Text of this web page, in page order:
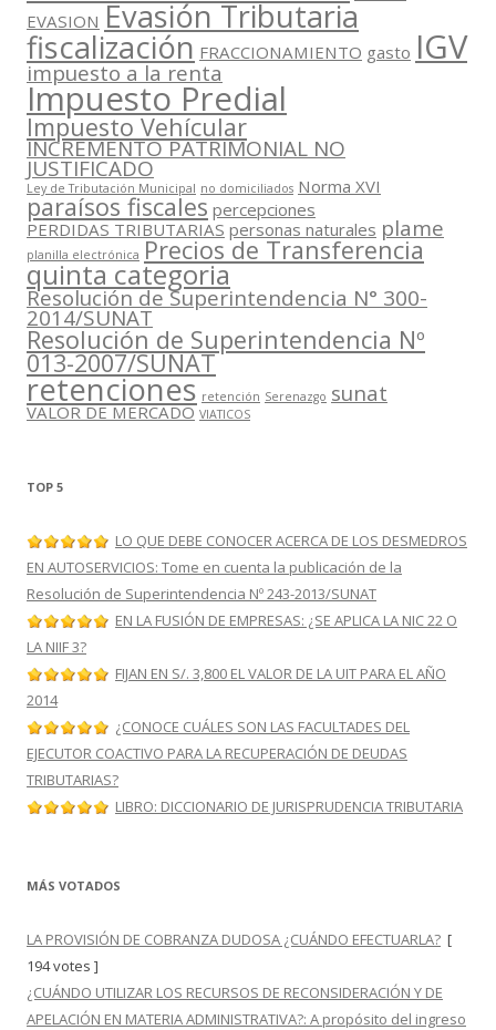
EVASION Evasión Tributaria
fiscalización FRACCIONAMIENTO gasto IGV
impuesto a la renta
Impuesto Predial
Impuesto Vehícular
INCREMENTO PATRIMONIAL NO
JUSTIFICADO
Ley de Tributación Municipal no domiciliados Norma XVI
paraísos fiscales percepciones
PERDIDAS TRIBUTARIAS personas naturales plame
planilla electrónica Precios de Transferencia
quinta categoria
Resolución de Superintendencia N° 300-
2014/SUNAT
Resolución de Superintendencia Nº
013-2007/SUNAT
retenciones retención Serenazgo sunat
VALOR DE MERCADO VIATICOS
TOP 5
LO QUE DEBE CONOCER ACERCA DE LOS DESMEDROS
EN AUTOSERVICIOS: Tome en cuenta la publicación de la
Resolución de Superintendencia Nº 243-2013/SUNAT
EN LA FUSIÓN DE EMPRESAS: ¿SE APLICA LA NIC 22 O
LA NIIF 3?
FIJAN EN S/. 3,800 EL VALOR DE LA UIT PARA EL AÑO
2014
¿CONOCE CUÁLES SON LAS FACULTADES DEL
EJECUTOR COACTIVO PARA LA RECUPERACIÓN DE DEUDAS
TRIBUTARIAS?
LIBRO: DICCIONARIO DE JURISPRUDENCIA TRIBUTARIA
MÁS VOTADOS
LA PROVISIÓN DE COBRANZA DUDOSA ¿CUÁNDO EFECTUARLA? [
194 votes ]
¿CUÁNDO UTILIZAR LOS RECURSOS DE RECONSIDERACIÓN Y DE
APELACIÓN EN MATERIA ADMINISTRATIVA?: A propósito del ingreso